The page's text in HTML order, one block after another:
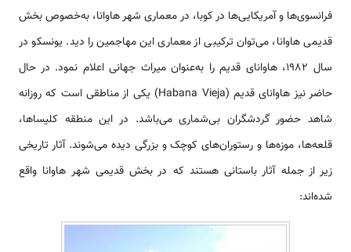
فرانسوی‌ها و آمریکایی‌ها در کوبا، در معماری شهر هاوانا، به‌خصوص بخش
قدیمی هاوانا، می‌توان ترکیبی از معماری این مهاجمین را دید. یونسکو در
سال ۱۹۸۲، هاوانای قدیم را به‌عنوان میراث جهانی اعلام نمود. در حال
حاضر نیز هاوانای قدیم (Habana Vieja) یکی از مناطقی است که روزانه
شاهد حضور گردشگران بی‌شماری می‌باشد. در این منطقه کلیساها،
قلعه‌ها، موزه‌ها و رستوران‌های کوچک و بزرگی دیده می‌شوند. آثار تاریخی
زیر از جمله آثار باستانی هستند که در بخش قدیمی شهر هاوانا واقع
شده‌اند: